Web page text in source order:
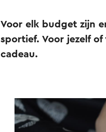
Voor elk budget zijn
sportief. Voor jezelf
cadeau.